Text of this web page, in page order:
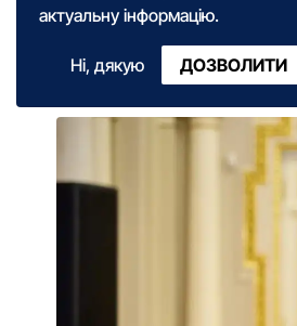
актуальну інформацію.
Ні, дякую ДОЗВОЛИТИ
16 березня·2026